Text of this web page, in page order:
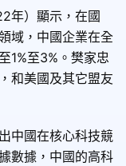
年）顯示，在國
域，中國企業在全
1%至3%。樊家忠
和美國及其它盟友
中國在核心科技競
數據，中國的高科